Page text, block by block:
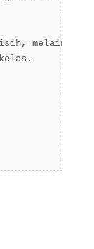
melainkan